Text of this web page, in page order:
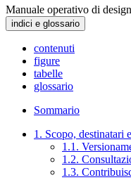
Manuale operativo di design
indici e glossario
contenuti
figure
tabelle
glossario
Sommario
1. Scopo, destinatari
1.1.
1.2.
1.3.